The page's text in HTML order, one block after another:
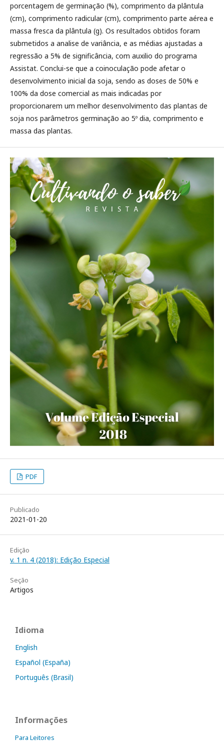
porcentagem de germinação (%), comprimento da plântula
(cm), comprimento radicular (cm), comprimento parte aérea e
massa fresca da plântula (g). Os resultados obtidos foram
submetidos a analise de variância, e as médias ajustadas a
regressão a 5% de significância, com auxilio do programa
Assistat. Conclui-se que a coinoculação pode afetar o
desenvolvimento inicial da soja, sendo as doses de 50% e
100% da dose comercial as mais indicadas por
proporcionarem um melhor desenvolvimento das plantas de
soja nos parâmetros germinação ao 5º dia, comprimento e
massa das plantas.
PDF
Publicado
2021-01-20
Edição
v. 1 n. 4 (2018): Edição Especial
Seção
Artigos
Idioma
English
Español (España)
Português (Brasil)
Informações
Para Leitores